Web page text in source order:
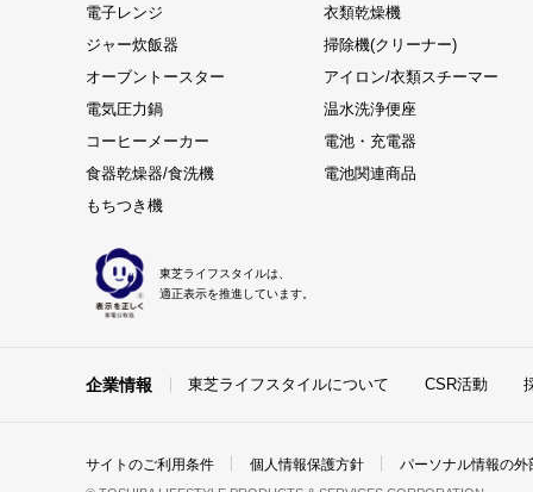
電子レンジ
ジャー炊飯器
オーブントースター
電気圧力鍋
コーヒーメーカー
食器乾燥器/食洗機
もちつき機
衣類乾燥機
掃除機(クリーナー)
アイロン/衣類スチーマー
温水洗浄便座
電池・充電器
電池関連商品
東芝ライフスタイルは、
適正表示を推進しています。
企業情報 東芝ライフスタイルについて CSR活動
サイトのご利用条件 個人情報保護方針 パーソナル情報の外